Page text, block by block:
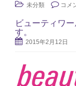
未分類 コメ
ビューティワ
す。
2015年2月12日